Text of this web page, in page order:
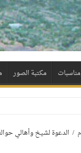
مكتبة الصور
/ الدعوة لشيخ وأهالي